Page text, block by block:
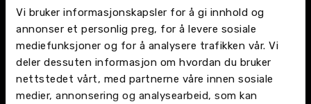
Vi bruker informasjonskapsler for å gi innhold og
annonser et personlig preg, for å levere sosiale
mediefunksjoner og for å analysere trafikken vår. Vi
deler dessuten informasjon om hvordan du bruker
nettstedet vårt, med partnerne våre innen sosiale
medier, annonsering og analysearbeid, som kan